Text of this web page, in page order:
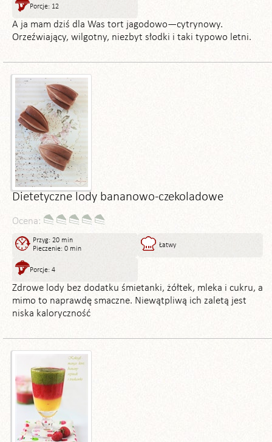
Porcje: 12
A ja mam dziś dla Was tort jagodowo—cytrynowy.
Orzeźwiający, wilgotny, niezbyt słodki i taki typowo letni.
Dietetyczne lody bananowo-czekoladowe
Ocena:
Przyg: 20 min
Pieczenie: 0 min
Łatwy
Porcje: 4
Zdrowe lody bez dodatku śmietanki, żółtek, mleka i cukru, a
mimo to naprawdę smaczne. Niewątpliwą ich zaletą jest
niska kaloryczność